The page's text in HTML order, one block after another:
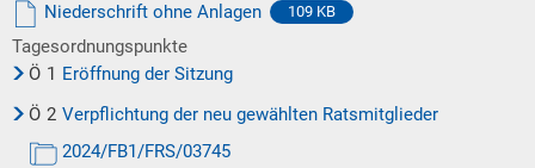
Niederschrift ohne Anlagen 109 KB
Tagesordnungspunkte
Ö 1 Eröffnung der Sitzung
Ö 2 Verpflichtung der neu gewählten Ratsmitglieder
2024/FB1/FRS/03745